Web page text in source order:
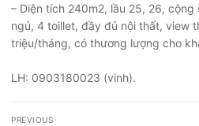
– Diện tích 240m2, lầu 25, 26,
ngủ, 4 toillet, đầy đủ nội thất, view
triệu/tháng, có thương lượng cho
LH: 0903180023 (vinh).
Điều
PREVIOUS